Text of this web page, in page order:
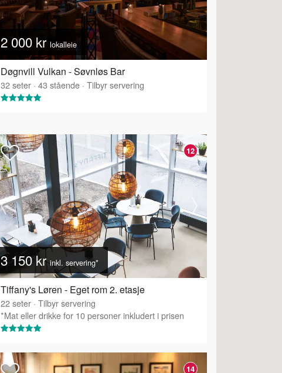
2 000 kr lokalleie
Døgnvill Vulkan - Søvnløs Bar
32seter · 43 stående · Tilbyr servering
12
3 150 kr inkl. servering*
Tiffany's Løren - Eget rom 2. etasje
22seter · Tilbyr servering
*Mat eller drikke for 10 personer inkludert i prisen
14